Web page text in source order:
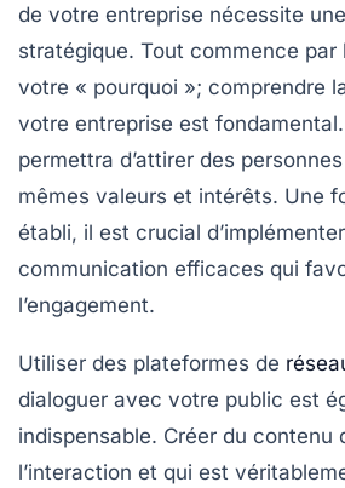
de votre entreprise nécessite
stratégique. Tout commence par
votre « pourquoi »; comprendre
votre entreprise est
permettra d’attirer des
mêmes valeurs et intérêts. Une
établi, il est crucial
communication efficaces qui
l’engagement.
Utiliser des plateformes de
dialoguer avec votre public est
indispensable. Créer du contenu
l’interaction et qui est